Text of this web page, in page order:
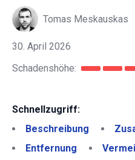
Tomas Meskauskas
30. April 2026
Schadenshöhe:
Schnellzugriff:
Beschreibung
Entfernung